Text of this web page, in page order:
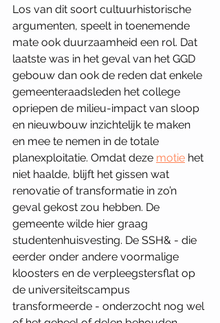
Los van dit soort cultuurhistorische
argumenten, speelt in toenemende
mate ook duurzaamheid een rol. Dat
laatste was in het geval van het GGD
gebouw dan ook de reden dat enkele
gemeenteraadsleden het college
opriepen de milieu-impact van sloop
en nieuwbouw inzichtelijk te maken
en mee te nemen in de totale
planexploitatie. Omdat deze motie het
niet haalde, blijft het gissen wat
renovatie of transformatie in zo’n
geval gekost zou hebben. De
gemeente wilde hier graag
studentenhuisvesting. De SSH& - die
eerder onder andere voormalige
kloosters en de verpleegstersflat op
de universiteitscampus
transformeerde - onderzocht nog wel